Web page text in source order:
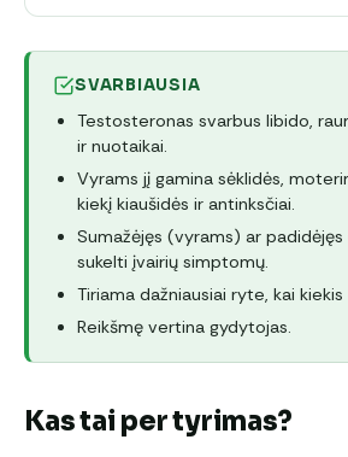
SVARBIAUSIA
Testosteronas svarbus libido,
ir nuotaikai.
Vyrams jį gamina sėklidės,
kiekį kiaušidės ir antinksčiai.
Sumažėjęs (vyrams) ar
sukelti įvairių simptomų.
Tiriama dažniausiai ryte, kai kiekis
Reikšmę vertina gydytojas.
Kas tai per tyrimas?